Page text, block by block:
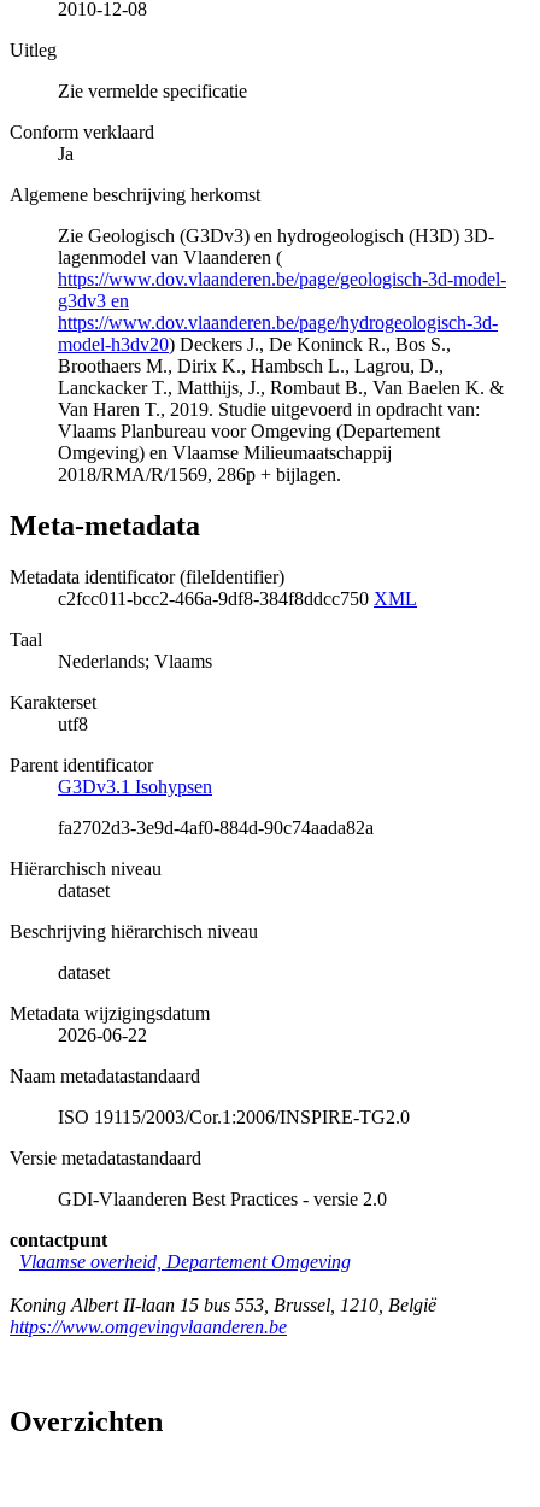
2010-12-08
Uitleg
Zie vermelde specificatie
Conform verklaard
Ja
Algemene beschrijving herkomst
Zie Geologisch (G3Dv3) en hydrogeologisch (H3D) 3D-
lagenmodel van Vlaanderen (
https://www.dov.vlaanderen.be/page/geologisch-3d-model-
g3dv3 en
https://www.dov.vlaanderen.be/page/hydrogeologisch-3d-
model-h3dv20) Deckers J., De Koninck R., Bos S.,
Broothaers M., Dirix K., Hambsch L., Lagrou, D.,
Lanckacker T., Matthijs, J., Rombaut B., Van Baelen K. &
Van Haren T., 2019. Studie uitgevoerd in opdracht van:
Vlaams Planbureau voor Omgeving (Departement
Omgeving) en Vlaamse Milieumaatschappij
2018/RMA/R/1569, 286p + bijlagen.
Meta-metadata
Metadata identificator (fileIdentifier)
c2fcc011-bcc2-466a-9df8-384f8ddcc750 XML
Taal
Nederlands; Vlaams
Karakterset
utf8
Parent identificator
G3Dv3.1 Isohypsen
fa2702d3-3e9d-4af0-884d-90c74aada82a
Hiërarchisch niveau
dataset
Beschrijving hiërarchisch niveau
dataset
Metadata wijzigingsdatum
2026-06-22
Naam metadatastandaard
ISO 19115/2003/Cor.1:2006/INSPIRE-TG2.0
Versie metadatastandaard
GDI-Vlaanderen Best Practices - versie 2.0
contactpunt
Vlaamse overheid, Departement Omgeving
Koning Albert II-laan 15 bus 553 Brussel 1210 België
https://www.omgevingvlaanderen.be
Overzichten